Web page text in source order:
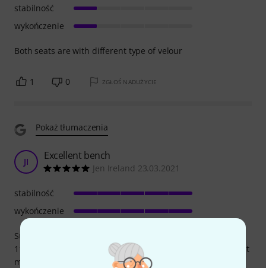
Both seats are with different type of velour
stabilność
wykończenie
1 0 ZGŁOŚ NADUŻYCIE
Pokaż tłumaczenia
JI Excellent bench
Jen Ireland 23.03.2021
Super easy to put together. REALLY sturdy. I am 18 stone /
115 kg heavy and feel very comfortable on it (not at all like it
might break). It's great to have each side lifting separately
stabilność
wykończenie